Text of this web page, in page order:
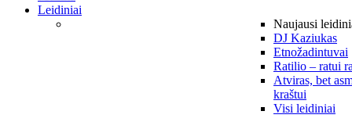
Leidiniai
Naujausi
DJ Kaziukas
Etnožadintuvai
Ratilio – ratui
Atviras, bet
kraštui
Visi leidiniai